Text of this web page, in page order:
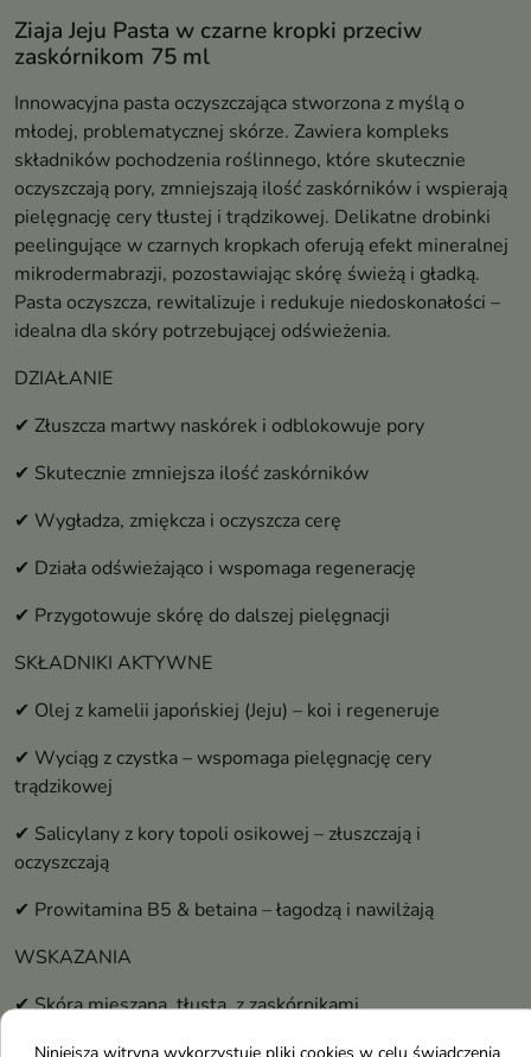
Ziaja Jeju Pasta w czarne kropki przeciw
zaskórnikom 75 ml
Innowacyjna pasta oczyszczająca stworzona z myślą o
młodej, problematycznej skórze. Zawiera kompleks
składników pochodzenia roślinnego, które skutecznie
oczyszczają pory, zmniejszają ilość zaskórników i wspierają
pielęgnację cery tłustej i trądzikowej. Delikatne drobinki
peelingujące w czarnych kropkach oferują efekt mineralnej
mikrodermabrazji, pozostawiając skórę świeżą i gładką.
Pasta oczyszcza, rewitalizuje i redukuje niedoskonałości –
idealna dla skóry potrzebującej odświeżenia.
DZIAŁANIE
✔ Złuszcza martwy naskórek i odblokowuje pory
✔ Skutecznie zmniejsza ilość zaskórników
✔ Wygładza, zmiękcza i oczyszcza cerę
✔ Działa odświeżająco i wspomaga regenerację
✔ Przygotowuje skórę do dalszej pielęgnacji
SKŁADNIKI AKTYWNE
✔ Olej z kamelii japońskiej (Jeju) – koi i regeneruje
✔ Wyciąg z czystka – wspomaga pielęgnację cery
trądzikowej
✔ Salicylany z kory topoli osikowej – złuszczają i
oczyszczają
✔ Prowitamina B5 & betaina – łagodzą i nawilżają
WSKAZANIA
✔ Skóra mieszana, tłusta, z zaskórnikami